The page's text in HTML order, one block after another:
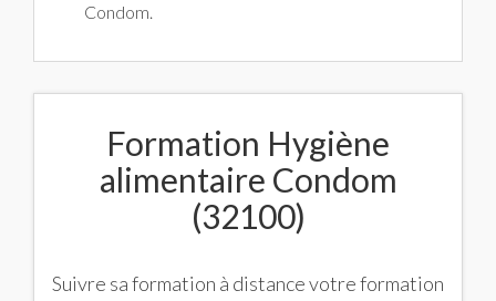
Condom.
Formation Hygiène
alimentaire Condom
(32100)
Suivre sa formation à distance votre formation